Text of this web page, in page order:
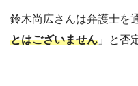
鈴木尚広さんは弁護士を
とはございません 」と否